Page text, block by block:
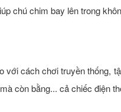
chú chim bay lên trong
cách chơi truyền thống,
còn bằng... cả chiếc điện